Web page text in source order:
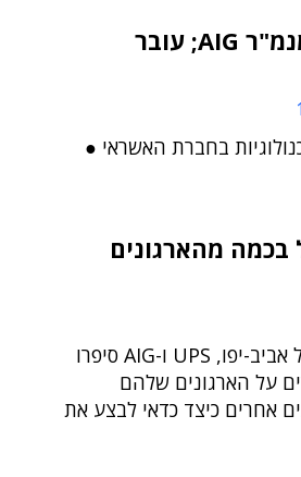
גיל טמיר פורש מתפקיד מנמ"ר AIG; עובר
בחברת האשראי ●
בכמה מהארגונים
המנמ"רים של אמדוקס, עיריית תל אביב-יפו, UPS ו-AIG סיפרו
על הארגונים שלהם
אחרים כיצד כדאי לבצע את